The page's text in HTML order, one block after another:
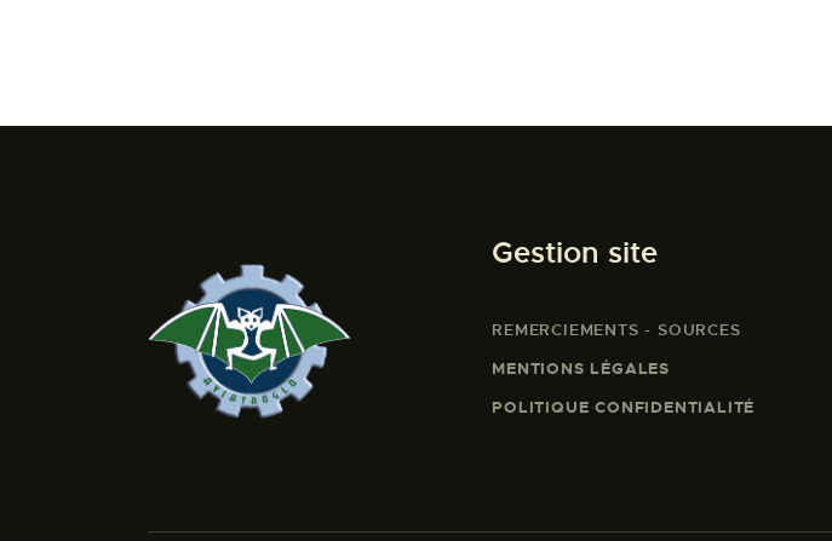
Gestion site
REMERCIEMENTS - SOURCES
MENTIONS LÉGALES
POLITIQUE CONFIDENTIALITÉ